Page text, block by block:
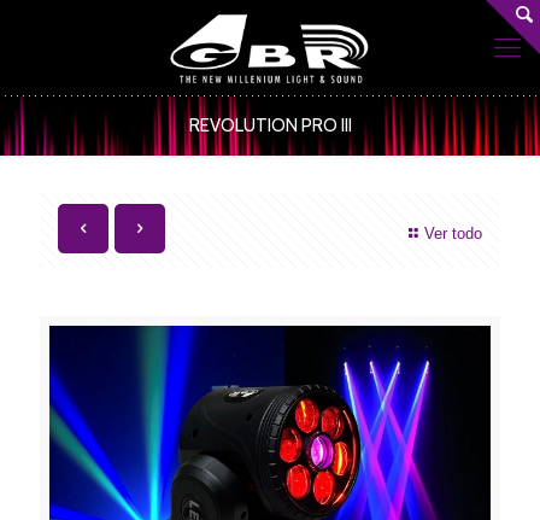
REVOLUTION PRO III
Ver todo